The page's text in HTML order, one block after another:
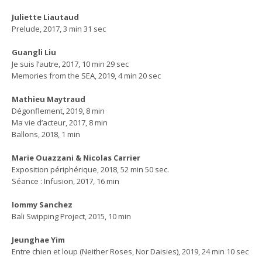
Juliette Liautaud
Prelude, 2017, 3 min 31 sec
Guangli Liu
Je suis l’autre, 2017, 10 min 29 sec
Memories from the SEA, 2019, 4 min 20 sec
Mathieu Maytraud
Dégonflement, 2019, 8 min
Ma vie d’acteur, 2017, 8 min
Ballons, 2018, 1 min
Marie Ouazzani & Nicolas Carrier
Exposition périphérique, 2018, 52 min 50 sec.
Séance : Infusion, 2017, 16 min
Iommy Sanchez
Bali Swipping Project, 2015, 10 min
Jeunghae Yim
Entre chien et loup (Neither Roses, Nor Daisies), 2019, 24 min 10 sec